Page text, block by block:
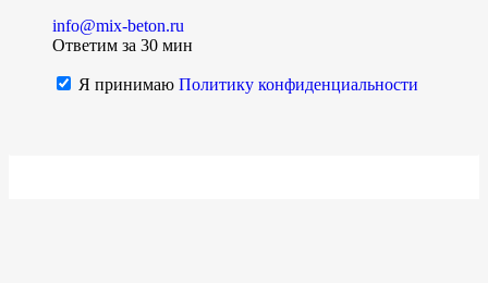
info@mix-beton.ru
Ответим за 30 мин
Я принимаю Политику конфиденциальности